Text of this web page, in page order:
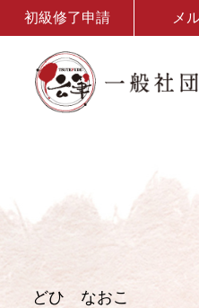
初級修了申請 メ
どひ なおこ